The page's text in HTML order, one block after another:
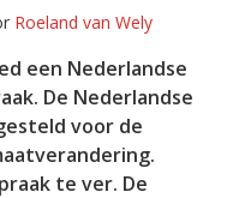
Roeland van Wely
een Nederlandse
De Nederlandse
voor de
te ver. De